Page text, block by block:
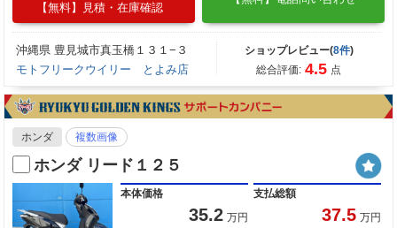
【無料】見積・在庫確認
沖縄県 豊見城市真玉橋１３１−３
モトフリークウイリー とよみ店
ショップレビュー(8件)
総合評価: 4.5 点
ホンダ 複数画像
ホンダ リード１２５
本体価格
35.2 万円
支払総額
37.5 万円